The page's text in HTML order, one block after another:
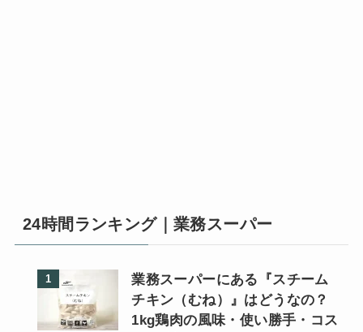
24時間ランキング｜業務スーパー
業務スーパーにある『スチーム
チキン（むね）』はどうなの？
1kg鶏肉の風味・使い勝手・コス